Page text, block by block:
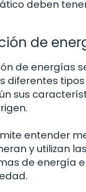
deben
de
de energías
diferentes
sus
entender
y utilizan las
de energía